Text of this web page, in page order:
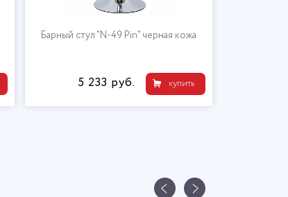
Барный стул "N-49 Pin" черная кожа
купить
5 233 руб.